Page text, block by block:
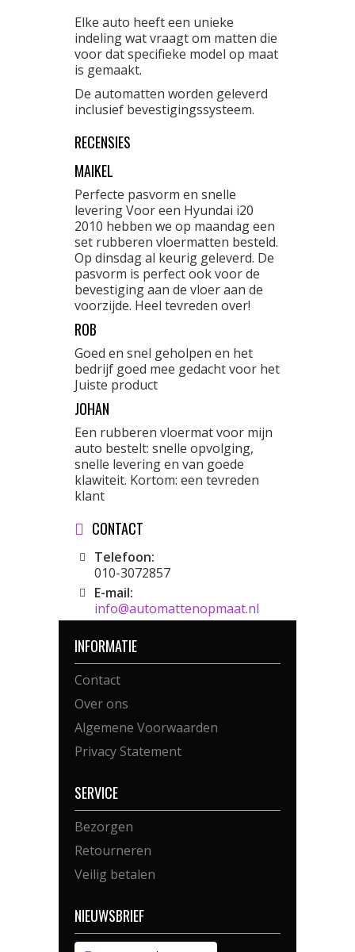
Elke auto heeft een unieke
indeling wat vraagt om matten die
voor dat specifieke model op maat
is gemaakt.
De automatten worden geleverd
inclusief bevestigingssysteem.
RECENSIES
MAIKEL
Perfecte pasvorm en snelle
levering Voor een Hyundai i20
2010 hebben we op maandag een
set rubberen vloermatten besteld.
Op dinsdag al keurig geleverd. De
pasvorm is perfect ook voor de
bevestiging aan de vloer aan de
voorzijde. Heel tevreden over!
ROB
Goed en snel geholpen en het
bedrijf goed mee gedacht voor het
Juiste product
JOHAN
Een rubberen vloermat voor mijn
auto bestelt: snelle opvolging,
snelle levering en van goede
klawiteit. Kortom: een tevreden
klant
CONTACT
Telefoon:
010-3072857
E-mail:
info@automattenopmaat.nl
INFORMATIE
Contact
Over ons
Algemene Voorwaarden
Privacy Statement
SERVICE
Bezorgen
Retourneren
Veilig betalen
NIEUWSBRIEF